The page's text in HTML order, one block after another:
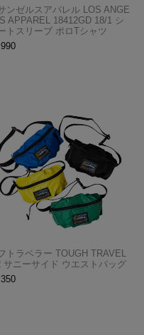
ンゼルスアパレル LOS ANGE
APPAREL 18412GD 18/1 シ
トスリーブ ポロTシャツ
トラベラー TOUGH TRAVEL
サニーサイド ウエストバッグ